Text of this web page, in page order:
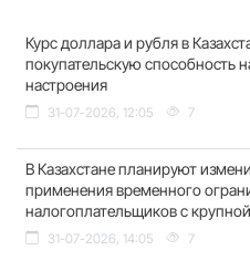
Курс доллара и рубля в
покупательскую способность
настроения
31-07-2026, 12:05 7
В Казахстане планируют
применения временного
налогоплательщиков с
31-07-2026, 14:05 7